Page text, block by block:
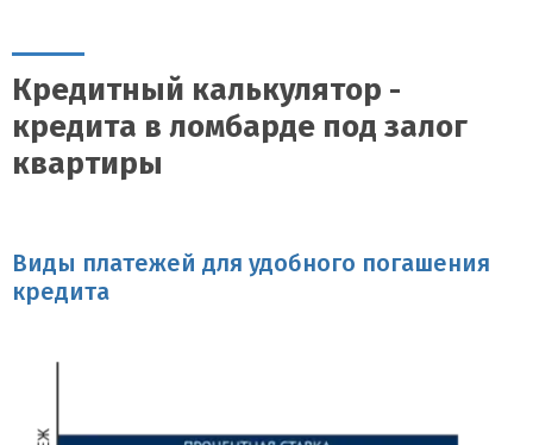
Кредитный калькулятор -
кредита в ломбарде под залог
квартиры
Виды платежей для удобного погашения
кредита